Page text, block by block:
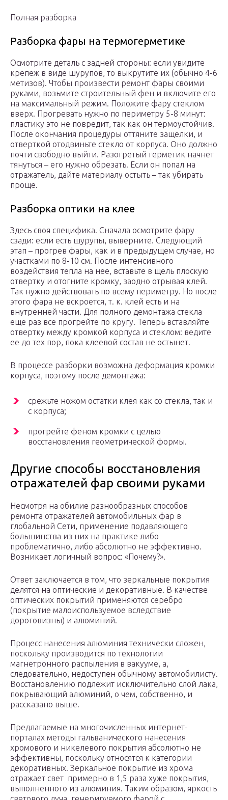
Полная разборка
Разборка фары на термогерметике
Осмотрите деталь с задней стороны: если увидите
крепеж в виде шурупов, то выкрутите их (обычно 4-6
метизов). Чтобы произвести ремонт фары своими
руками, возьмите строительный фен и включите его
на максимальный режим. Положите фару стеклом
вверх. Прогревать нужно по периметру 5-8 минут:
пластику это не повредит, так как он термоустойчив.
После окончания процедуры оттяните защелки, и
отверткой отодвиньте стекло от корпуса. Оно должно
почти свободно выйти. Разогретый герметик начнет
тянуться – его нужно обрезать. Если он попал на
отражатель, дайте материалу остыть – так убирать
проще.
Разборка оптики на клее
Здесь своя специфика. Сначала осмотрите фару
сзади: если есть шурупы, выверните. Следующий
этап – прогрев фары, как и в предыдущем случае, но
участками по 8-10 см. После интенсивного
воздействия тепла на нее, вставьте в щель плоскую
отвертку и отогните кромку, заодно отрывая клей.
Так нужно действовать по всему периметру. Но после
этого фара не вскроется, т. к. клей есть и на
внутренней части. Для полного демонтажа стекла
еще раз все прогрейте по кругу. Теперь вставляйте
отвертку между кромкой корпуса и стеклом: ведите
ее до тех пор, пока клеевой состав не остынет.
В процессе разборки возможна деформация кромки
корпуса, поэтому после демонтажа:
срежьте ножом остатки клея как со стекла, так и
с корпуса;
прогрейте феном кромки с целью
восстановления геометрической формы.
Другие способы восстановления
отражателей фар своими руками
Несмотря на обилие разнообразных способов
ремонта отражателей автомобильных фар в
глобальной Сети, применение подавляющего
большинства из них на практике либо
проблематично, либо абсолютно не эффективно.
Возникает логичный вопрос: «Почему?».
Ответ заключается в том, что зеркальные покрытия
делятся на оптические и декоративные. В качестве
оптических покрытий применяются серебро
(покрытие малоиспользуемое вследствие
дороговизны) и алюминий.
Процесс нанесения алюминия технически сложен,
поскольку производится по технологии
магнетронного распыления в вакууме, а,
следовательно, недоступен обычному автомобилисту.
Восстановлению подлежит исключительно слой лака,
покрывающий алюминий, о чем, собственно, и
рассказано выше.
Предлагаемые на многочисленных интернет-
порталах методы гальванического нанесения
хромового и никелевого покрытия абсолютно не
эффективны, поскольку относятся к категории
декоративных. Зеркальное покрытие из хрома
отражает свет примерно в 1,5 раза хуже покрытия,
выполненного из алюминия. Таким образом, яркость